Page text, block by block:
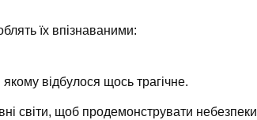
їх впізнаваними:
відбулося щось трагічне.
світи, щоб продемонструвати небезпеки